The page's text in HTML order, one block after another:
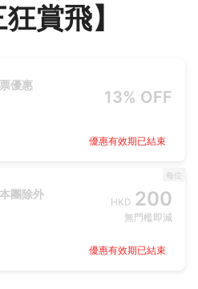
狂賞飛】
優惠
13% OFF
優惠有效期已結束
團除外
HKD 200
無門檻即減
每位
優惠有效期已結束